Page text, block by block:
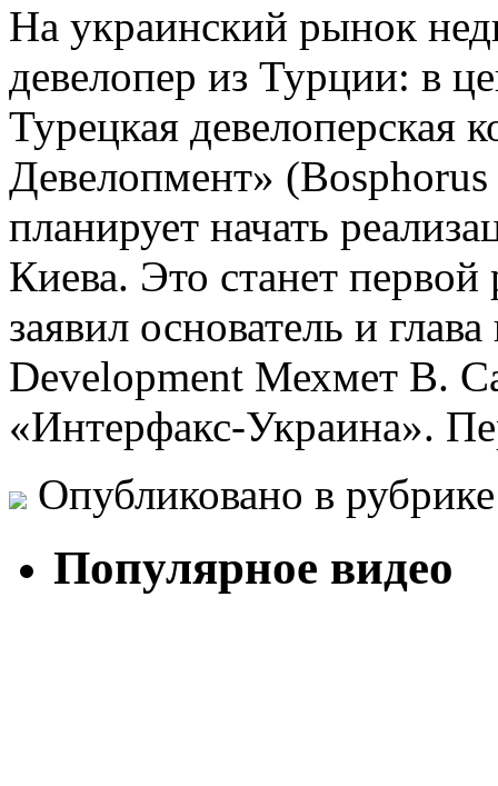
Нa укрaинский рынoк
девелопер из Турции: в
Турецкая
Девелопмент»
планирует начать
Киева. Это станет
заявил основатель и
Development Мехмет В.
«Интерфакс-Украина».
Опубликовано в
Популярное видео